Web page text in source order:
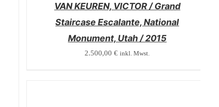
VAN KEUREN, VICTOR / Grand
Staircase Escalante, National
Monument, Utah / 2015
2.500,00€ inkl. Mwst.